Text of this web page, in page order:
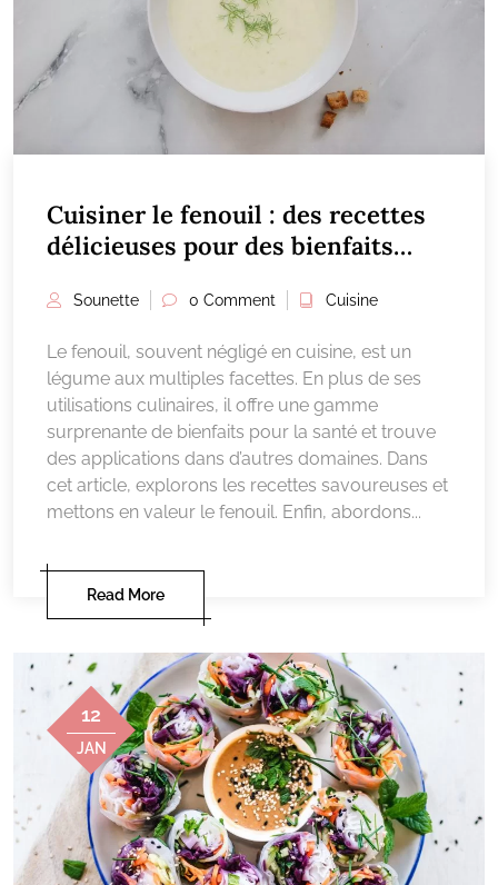
Cuisiner le fenouil : des recettes
délicieuses pour des bienfaits
Sounette 0 Comment Cuisine
Le fenouil, souvent négligé en cuisine, est un
légume aux multiples facettes. En plus de ses
utilisations culinaires, il offre une gamme
surprenante de bienfaits pour la santé et trouve
des applications dans d’autres domaines. Dans
cet article, explorons les recettes savoureuses et
mettons en valeur le fenouil. Enfin, abordons...
Read More
12
JAN